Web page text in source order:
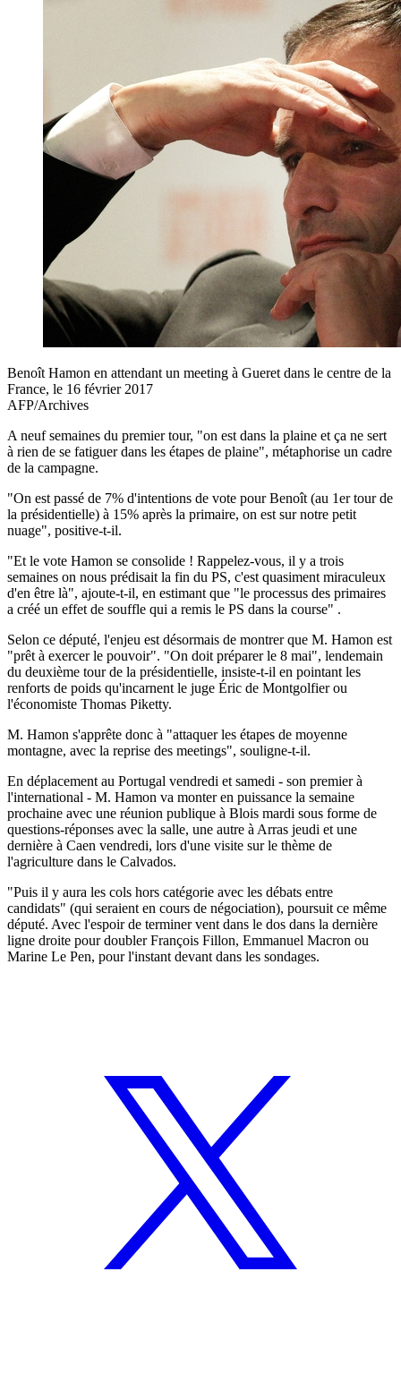
Benoît Hamon en attendant un meeting à Gueret dans le centre de la
France, le 16 février 2017
AFP/Archives
A neuf semaines du premier tour, "on est dans la plaine et ça ne sert
à rien de se fatiguer dans les étapes de plaine", métaphorise un cadre
de la campagne.
"On est passé de 7% d'intentions de vote pour Benoît (au 1er tour de
la présidentielle) à 15% après la primaire, on est sur notre petit
nuage", positive-t-il.
"Et le vote Hamon se consolide ! Rappelez-vous, il y a trois
semaines on nous prédisait la fin du PS, c'est quasiment miraculeux
d'en être là", ajoute-t-il, en estimant que "le processus des primaires
a créé un effet de souffle qui a remis le PS dans la course" .
Selon ce député, l'enjeu est désormais de montrer que M. Hamon est
"prêt à exercer le pouvoir". "On doit préparer le 8 mai", lendemain
du deuxième tour de la présidentielle, insiste-t-il en pointant les
renforts de poids qu'incarnent le juge Éric de Montgolfier ou
l'économiste Thomas Piketty.
M. Hamon s'apprête donc à "attaquer les étapes de moyenne
montagne, avec la reprise des meetings", souligne-t-il.
En déplacement au Portugal vendredi et samedi - son premier à
l'international - M. Hamon va monter en puissance la semaine
prochaine avec une réunion publique à Blois mardi sous forme de
questions-réponses avec la salle, une autre à Arras jeudi et une
dernière à Caen vendredi, lors d'une visite sur le thème de
l'agriculture dans le Calvados.
"Puis il y aura les cols hors catégorie avec les débats entre
candidats" (qui seraient en cours de négociation), poursuit ce même
député. Avec l'espoir de terminer vent dans le dos dans la dernière
ligne droite pour doubler François Fillon, Emmanuel Macron ou
Marine Le Pen, pour l'instant devant dans les sondages.